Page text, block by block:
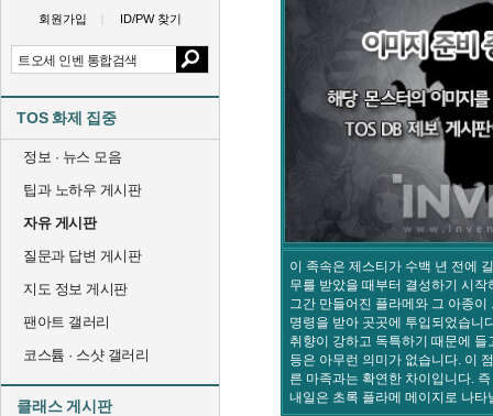
회원가입 ID/PW 찾기
TOS 화제 집중
정보 · 뉴스 모음
팁과 노하우 게시판
자유 게시판
질문과 답변 게시판
지도 정보 게시판
팬아트 갤러리
코스튬 · 스샷 갤러리
클래스 게시판
이 족속은 제스티가 수백 년 전에
무를 받았을 때부터 결성하기 시
그간 만들어진 플라메와 그 아종
명령을 받아 곳곳에 투입되었습니
취향이 강하고 독특하기 때문에
등은 아무런 의미가 없습니다. 이
른 마족과는 확연한 차이입니다.
내일은 초록 플라메 메이지로 나타